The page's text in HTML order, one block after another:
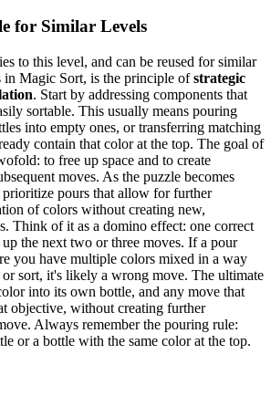
for Similar Levels
to this level, and can be reused for similar
Magic Sort, is the principle ofstrategic
. Start by addressing components that
sortable. This usually means pouring
into empty ones, or transferring matching
contain that color at the top. The goal of
to free up space and to create
moves. As the puzzle becomes
pours that allow for further
of colors without creating new,
Think of it as a domino effect: one correct
the next two or three moves. If a pour
you have multiple colors mixed in a way
sort, it's likely a wrong move. The ultimate
into its own bottle, and any move that
objective, without creating further
Always remember the pouring rule:
or a bottle with the same color at the top.